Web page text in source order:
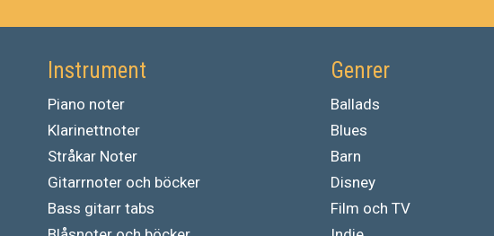
Instrument
Piano noter
Klarinettnoter
Stråkar Noter
Gitarrnoter och böcker
Bass gitarr tabs
Genrer
Ballads
Blues
Barn
Disney
Film och TV